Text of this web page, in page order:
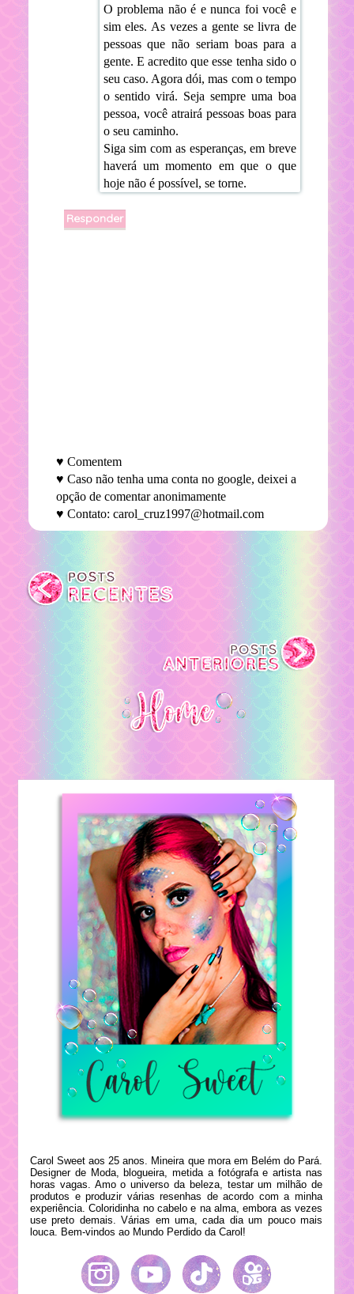
O problema não é e nunca foi você e
sim eles. As vezes a gente se livra de
pessoas que não seriam boas para a
gente. E acredito que esse tenha sido o
seu caso. Agora dói, mas com o tempo
o sentido virá. Seja sempre uma boa
pessoa, você atrairá pessoas boas para
o seu caminho.
Siga sim com as esperanças, em breve
haverá um momento em que o que
hoje não é possível, se torne.
Responder
♥ Comentem
♥ Caso não tenha uma conta no google, deixei a
opção de comentar anonimamente
♥ Contato: carol_cruz1997@hotmail.com
Carol Sweet aos 25 anos. Mineira que mora em Belém do Pará.
Designer de Moda, blogueira, metida a fotógrafa e artista nas
horas vagas. Amo o universo da beleza, testar um milhão de
produtos e produzir várias resenhas de acordo com a minha
experiência. Coloridinha no cabelo e na alma, embora as vezes
use preto demais. Várias em uma, cada dia um pouco mais
louca. Bem-vindos ao Mundo Perdido da Carol!